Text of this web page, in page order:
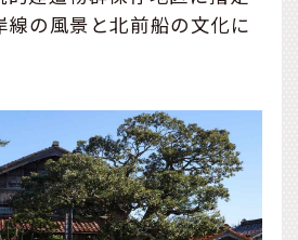
線の風景と北前船の文化に